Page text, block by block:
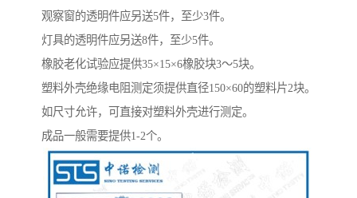
观察窗的透明件应另送5件，至少3件。
灯具的透明件应另送8件，至少5件。
橡胶老化试验应提供35×15×6橡胶块3～5块。
塑料外壳绝缘电阻测定须提供直径150×60的塑料片2块。
如尺寸允许，可直接对塑料外壳进行测定。
成品一般需要提供1-2个。